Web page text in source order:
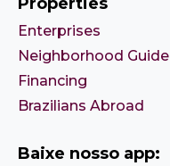
Enterprises
Neighborhood Guide
Financing
Brazilians Abroad
Baixe nosso app: